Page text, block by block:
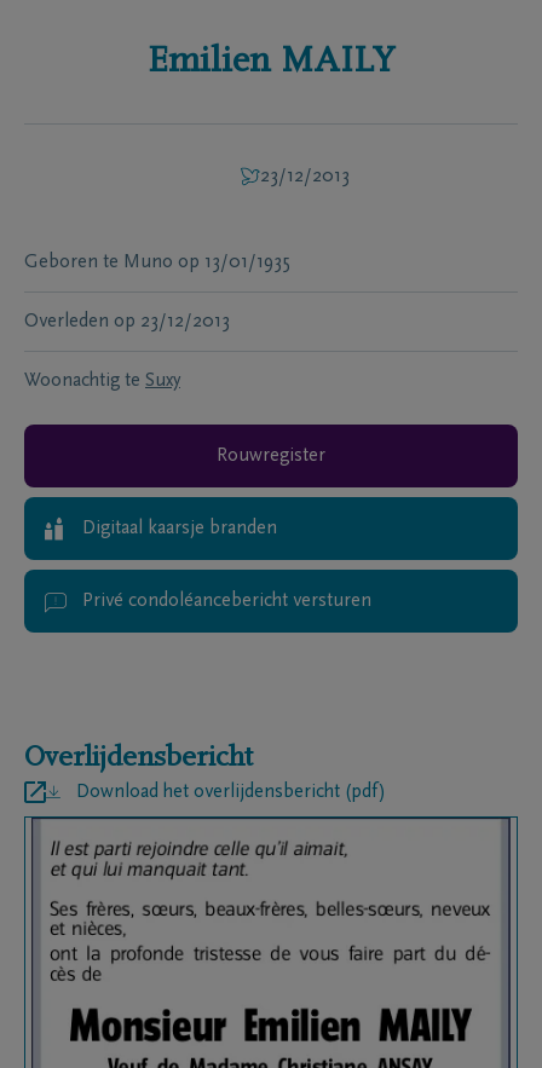
Emilien MAILY
23/12/2013
Geboren te Muno op 13/01/1935
Overleden op 23/12/2013
Woonachtig te Suxy
Rouwregister
Digitaal kaarsje branden
Privé condoléancebericht versturen
Overlijdensbericht
Download het overlijdensbericht (pdf)